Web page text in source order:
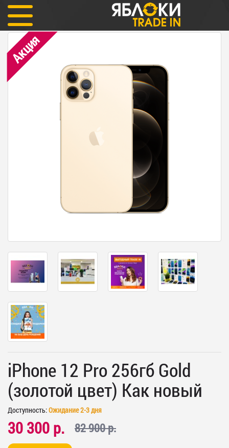
iPhone 12 Pro 256гб Gold (золотой цвет) Как новый
Акция
iPhone 12 Pro 256гб Gold
(золотой цвет) Как новый
Доступность:Ожидание 2-3 дня
30 300 р. 82 900 р.